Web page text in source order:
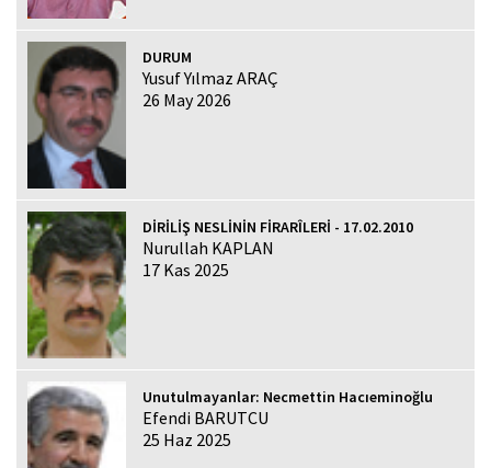
DURUM
Yusuf Yılmaz ARAÇ
26 May 2026
DİRİLİŞ NESLİNİN FİRARÎLERİ - 17.02.2010
Nurullah KAPLAN
17 Kas 2025
Unutulmayanlar: Necmettin Hacıeminoğlu
Efendi BARUTCU
25 Haz 2025